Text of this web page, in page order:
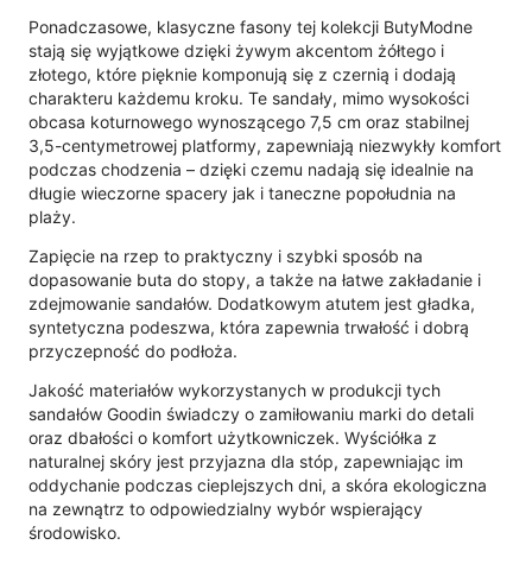
Ponadczasowe, klasyczne fasony tej kolekcji ButyModne
stają się wyjątkowe dzięki żywym akcentom żółtego i
złotego, które pięknie komponują się z czernią i dodają
charakteru każdemu kroku. Te sandały, mimo wysokości
obcasa koturnowego wynoszącego 7,5 cm oraz stabilnej
3,5-centymetrowej platformy, zapewniają niezwykły komfort
podczas chodzenia – dzięki czemu nadają się idealnie na
długie wieczorne spacery jak i taneczne popołudnia na
plaży.
Zapięcie na rzep to praktyczny i szybki sposób na
dopasowanie buta do stopy, a także na łatwe zakładanie i
zdejmowanie sandałów. Dodatkowym atutem jest gładka,
syntetyczna podeszwa, która zapewnia trwałość i dobrą
przyczepność do podłoża.
Jakość materiałów wykorzystanych w produkcji tych
sandałów Goodin świadczy o zamiłowaniu marki do detali
oraz dbałości o komfort użytkowniczek. Wyściółka z
naturalnej skóry jest przyjazna dla stóp, zapewniając im
oddychanie podczas cieplejszych dni, a skóra ekologiczna
na zewnątrz to odpowiedzialny wybór wspierający
środowisko.